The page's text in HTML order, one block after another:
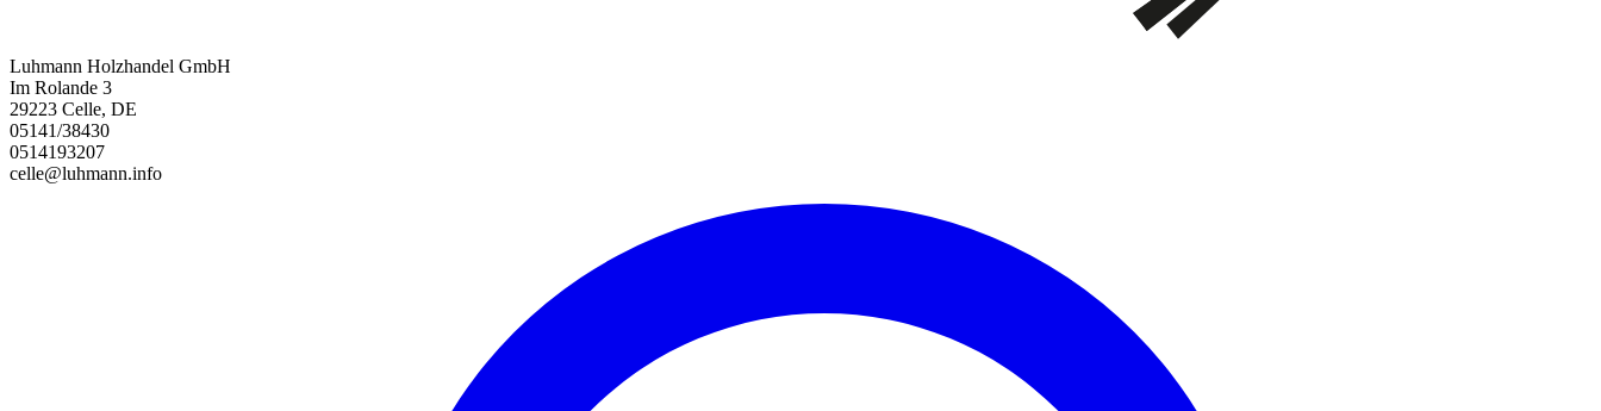
Luhmann Holzhandel GmbH
Im Rolande 3
29223 Celle, DE
05141/38430
0514193207
celle@luhmann.info